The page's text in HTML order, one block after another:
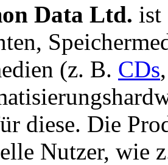
Data Ltd. ist
(z. B. CDs
diese. Die
Nutzer, wie